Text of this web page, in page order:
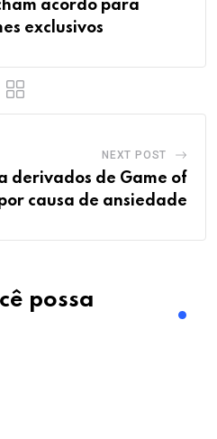
acordo para
exclusivos
NEXT POST
derivados de Game of
causa de ansiedade
possa